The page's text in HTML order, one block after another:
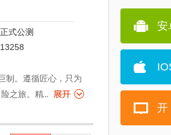
正式公测
13258
制。遵循匠心，只为
之旅。精雕细琢，
安
开